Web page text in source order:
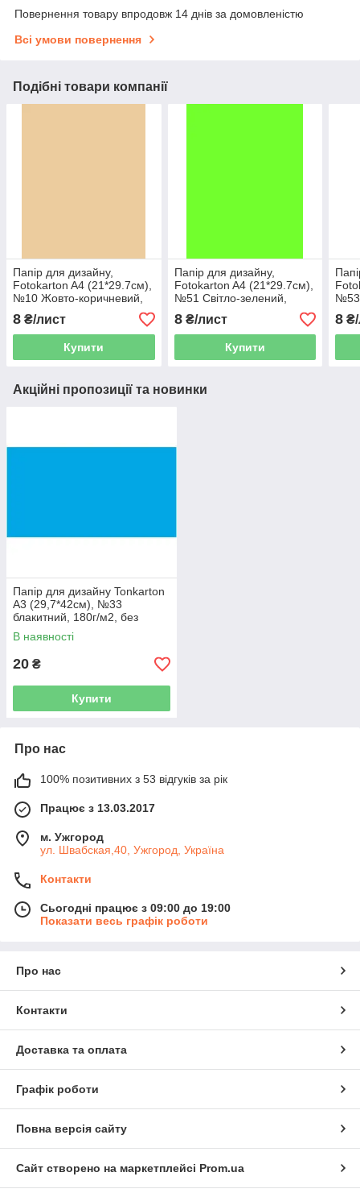
Повернення товару впродовж 14 днів за домовленістю
Всі умови повернення
Подібні товари компанії
Папір для дизайну,
Fotokarton A4 (21*29.7см),
№10 Жовто-коричневий,
300г\м2, Folia
8 ₴/лист
Купити
Папір для дизайну,
Fotokarton A4 (21*29.7см),
№51 Світло-зелений,
300г\м2, Folia
8₴/лист
Купити
№53
8
Акційні пропозиції та новинки
Папір для дизайну Tonkarton
А3 (29,7*42см), №33
блакитний, 180г/м2, без
текстури, Folia
В наявності
20 ₴
Купити
Про нас
100% позитивних з 53 відгуків за рік
Працює з 13.03.2017
м. Ужгород
ул. Швабская,40, Ужгород, Україна
Контакти
Сьогодні працює з 09:00 до 19:00
Показати весь графік роботи
Про нас
Контакти
Доставка та оплата
Графік роботи
Повна версія сайту
Сайт створено на маркетплейсі Prom.ua